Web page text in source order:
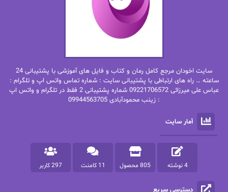
بهاره شیرازی
بهاره.م
بیتا فرخی
پاتریشیا ویلسون پرتو فرهمند
پرستو اسحقی
پرستو مهاجر
پرهام رسولی
پروانه قدیمی پروانه محمدی
پریسا شکور(طوفان خاموش)
سایت اخودان مرجع کامل رمان و کتاب و فایل های آموزشی با پشتیبانی 24
ساعته … راه های ارتباطی با پشتیبانی سایت : شماره تماس واتس اپ و تلگرام :
عباس علی میرزائی 09221706572 شماره پشتیبانی 2 فقط در تلگرام و واتس اپ
: زینب محمودآبادی 09944563705
آمار سایت
4 نوشته 805 محصول 11 کامنت 297 کاربر
دسترسی سریع